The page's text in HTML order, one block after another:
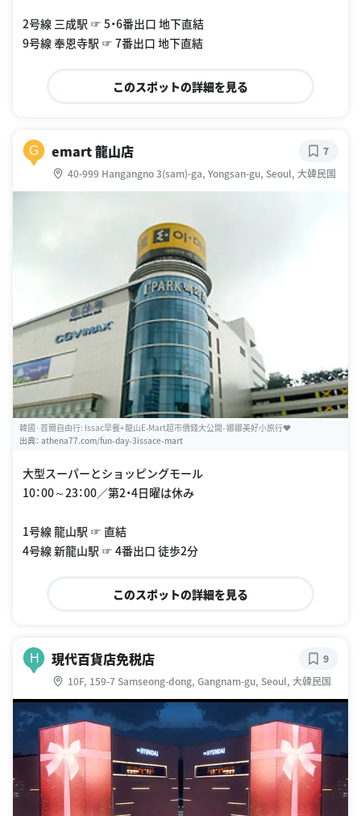
2号線 三成駅 ☞ 5・6番出口 地下直結
9号線 奉恩寺駅 ☞ 7番出口 地下直結
このスポットの詳細を見る
G emart 龍山店
40-999 Hangangno 3(sam)-ga, Yongsan-gu, Seoul, 大韓民国
7
韓國·首爾自由行: Issac早餐+龍山E-Mart超市價錢大公開- 娜娜美好小旅行♥
出典： athena77.com/fun-day-3issace-mart
大型スーパーとショッピングモール
10：00～23：00／第2・4日曜は休み
1号線 龍山駅 ☞ 直結
4号線 新龍山駅 ☞ 4番出口 徒歩2分
このスポットの詳細を見る
H 現代百貨店免税店
10F, 159-7 Samseong-dong, Gangnam-gu, Seoul, 大韓民国
9